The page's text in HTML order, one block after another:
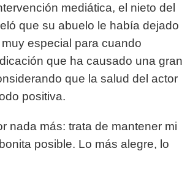
mediática, el nieto del
que su abuelo le había dejado
especial para cuando
que ha causado una gran
que la salud del actor
positiva.
nada más: trata de mantener mi
posible. Lo más alegre, lo